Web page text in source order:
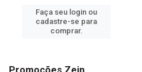
Faça seu login ou
cadastre-se para
comprar.
Promoções Zein